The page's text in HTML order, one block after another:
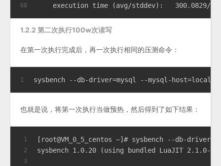
68
execution time (avg/stddev):   300.0829/
1.2.2 第二次执行100w次读写
在第一次执行完成后，再一次执行相同的压测命令：
1 sysbench --db-driver=mysql --mysql-
也就是说，将第一次执行当做预热，然后得到了如下结果：
1
2
3
[root@VM_0_5_centos ~]# sysbench --db-
sysbench 1.0.20 (using bundled LuaJIT 2.1.0-